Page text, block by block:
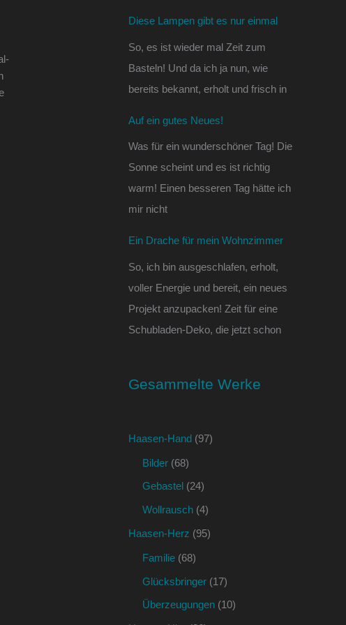
Diese Lampen gibt es nur einmal
So, es ist wieder mal Zeit zum
Basteln! Und da ich ja nun, wie
bereits bekannt, erholt und frisch in
Auf ein gutes Neues!
Was für ein wunderschöner Tag! Die
Sonne scheint und es ist richtig
warm! Einen besseren Tag hätte ich
mir nicht
Ein Drache für mein Wohnzimmer
So, ich bin ausgeschlafen, erholt,
voller Energie und bereit, ein neues
Projekt anzupacken! Zeit für eine
Schubladen-Deko, die jetzt schon
Gesammelte Werke
Haasen-Hand (97)
Bilder (68)
Gebastel (24)
Wollrausch (4)
Haasen-Herz (95)
Familie (68)
Glücksbringer (17)
Überzeugungen (10)